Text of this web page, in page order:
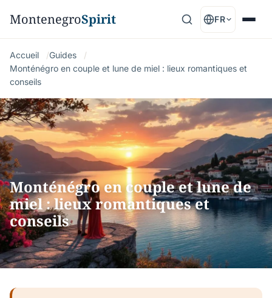
MontenegroSpirit FR
Accueil
Guides
Monténégro en couple et lune de miel : lieux romantiques et
conseils
Monténégro en couple et lune de
miel : lieux romantiques et
conseils